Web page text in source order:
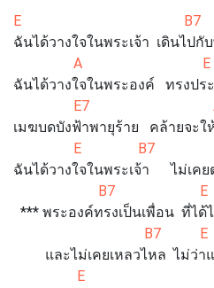
E B7
ฉันได้วางใจในพระเจ้า เดินไปกั
A E
ฉันได้วางใจในพระองค์ ทรงปร
E7
เมฆบดบังฟ้าพายุร้าย คล้ายจะใ
E B7
ฉันได้วางใจในพระเจ้า ไม่เคย
B7 E
*** พระองค์ทรงเป็นเพื่อน ที่ได้ไ
B7 E
และไม่เคยเหลวไหล ไม่ว่าแ
E